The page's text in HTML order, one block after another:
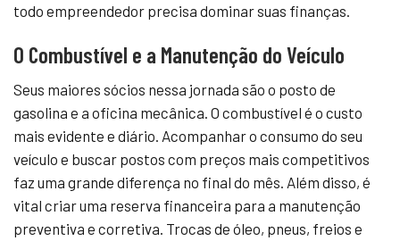
todo empreendedor precisa dominar suas finanças.
O Combustível e a Manutenção do Veículo
Seus maiores sócios nessa jornada são o posto de
gasolina e a oficina mecânica. O combustível é o custo
mais evidente e diário. Acompanhar o consumo do seu
veículo e buscar postos com preços mais competitivos
faz uma grande diferença no final do mês. Além disso, é
vital criar uma reserva financeira para a manutenção
preventiva e corretiva. Trocas de óleo, pneus, freios e